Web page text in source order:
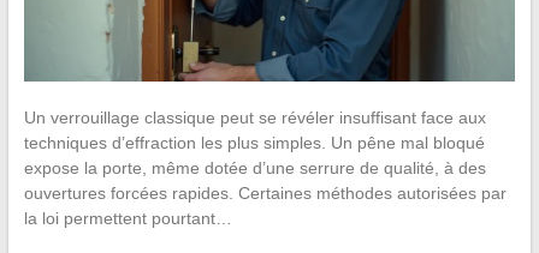
Un verrouillage classique peut se révéler insuffisant face aux
techniques d’effraction les plus simples. Un pêne mal bloqué
expose la porte, même dotée d’une serrure de qualité, à des
ouvertures forcées rapides. Certaines méthodes autorisées par
la loi permettent pourtant…